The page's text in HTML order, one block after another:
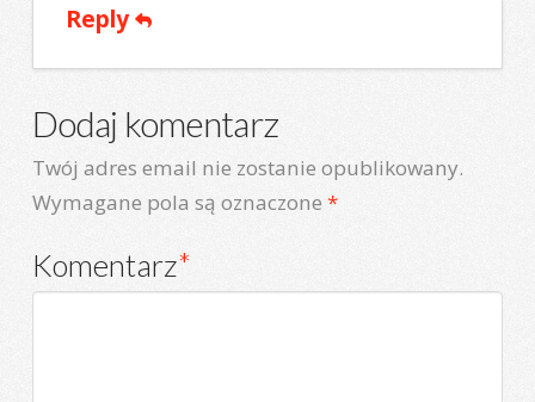
Reply
Dodaj komentarz
Twój adres email nie zostanie opublikowany.
Wymagane pola są oznaczone *
Komentarz*